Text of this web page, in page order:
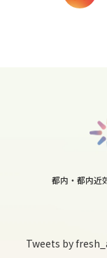
12
13
都内・都内近
Tweets by